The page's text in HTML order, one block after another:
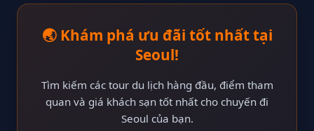
🌏 Khám phá ưu đãi tốt nhất tại
Seoul!
Tìm kiếm các tour du lịch hàng đầu, điểm tham
quan và giá khách sạn tốt nhất cho chuyến đi
Seoul của bạn.